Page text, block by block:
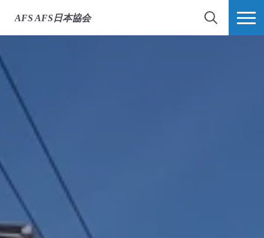
AFS AFS日本協会
検索 MORE